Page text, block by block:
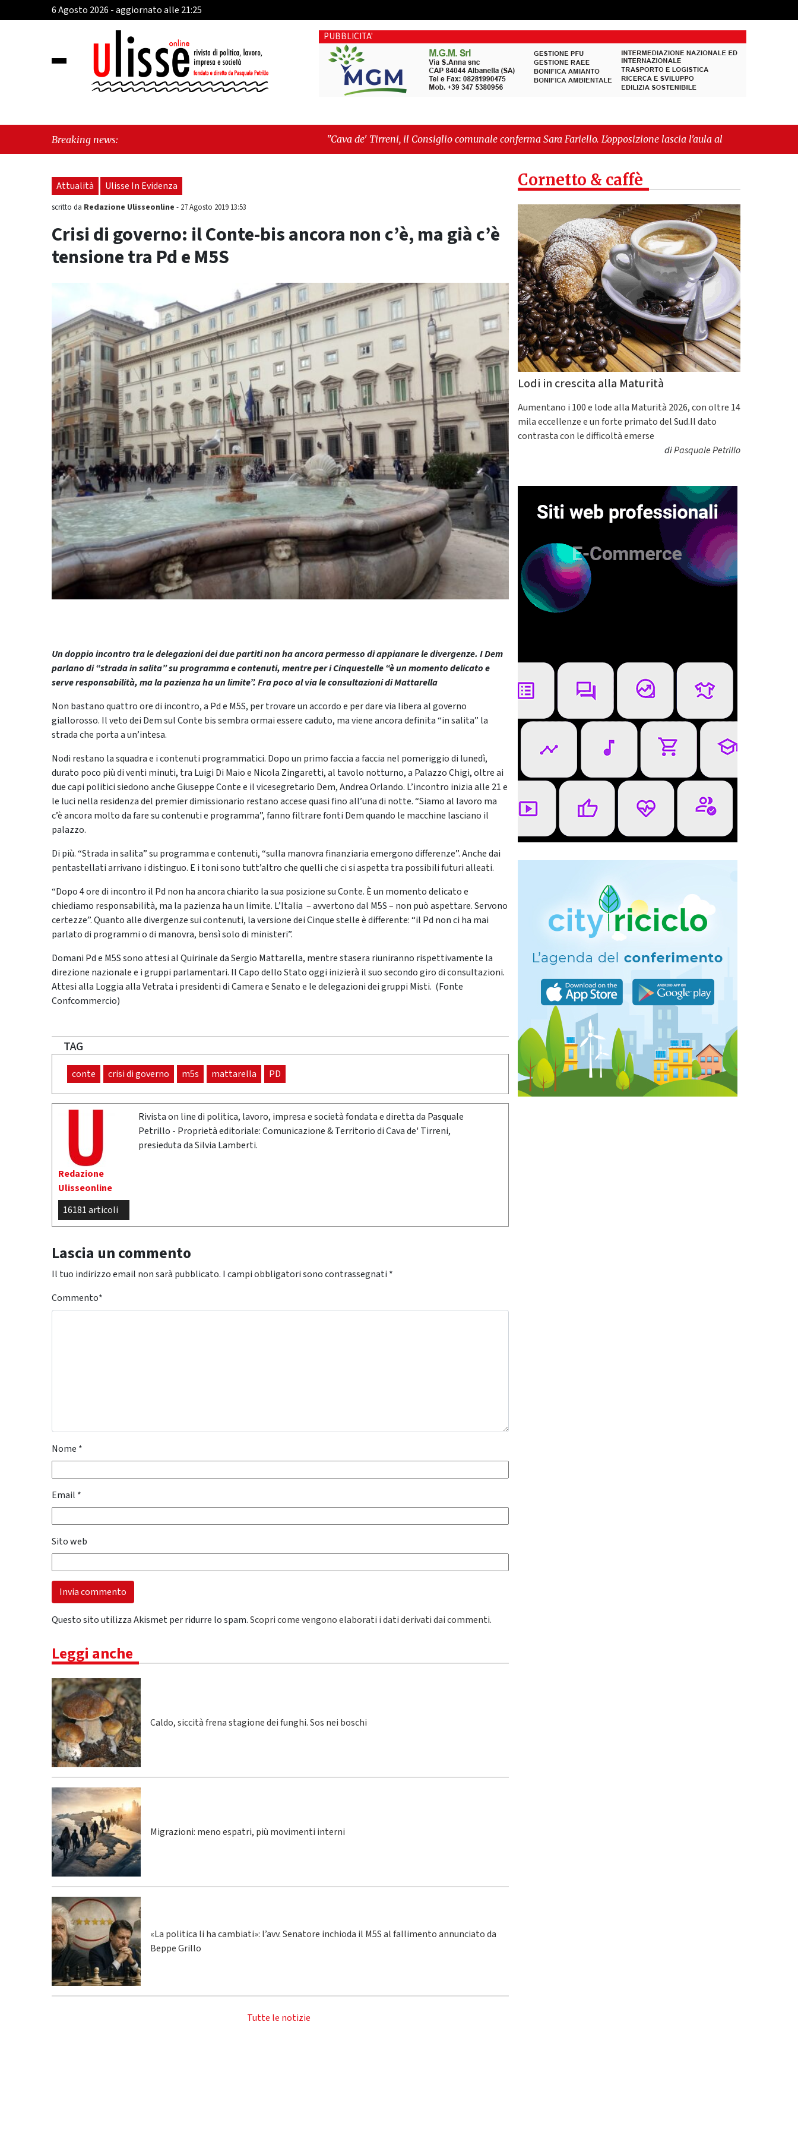
6 Agosto 2026 - aggiornato alle 21:25
PUBBLICITA'
Breaking news: "Cava de' Tirreni, il Consiglio comunale conferma Sara Fariello. L'opposizione lascia l'aula al momento del voto" -
sul Mare, giornata storica: la ceramica ammessa alla fase europea per l’IGP"
Attualità Ulisse In Evidenza
scritto da Redazione Ulisseonline - 27 Agosto 2019 13:53
Crisi di governo: il Conte-bis ancora non c’è, ma già c’è
tensione tra Pd e M5S
Un doppio incontro tra le delegazioni dei due partiti non ha ancora permesso di appianare le divergenze. I Dem
parlano di “strada in salita” su programma e contenuti, mentre per i Cinquestelle “è un momento delicato e
serve responsabilità, ma la pazienza ha un limite”. Fra poco al via le consultazioni di Mattarella
Non bastano quattro ore di incontro, a Pd e M5S, per trovare un accordo e per dare via libera al governo
giallorosso. Il veto dei Dem sul Conte bis sembra ormai essere caduto, ma viene ancora definita “in salita” la
strada che porta a un’intesa.
Nodi restano la squadra e i contenuti programmatici. Dopo un primo faccia a faccia nel pomeriggio di lunedì,
durato poco più di venti minuti, tra Luigi Di Maio e Nicola Zingaretti, al tavolo notturno, a Palazzo Chigi, oltre ai
due capi politici siedono anche Giuseppe Conte e il vicesegretario Dem, Andrea Orlando. L’incontro inizia alle 21 e
le luci nella residenza del premier dimissionario restano accese quasi fino all’una di notte. “Siamo al lavoro ma
c’è ancora molto da fare su contenuti e programma”, fanno filtrare fonti Dem quando le macchine lasciano il
palazzo.
Di più. “Strada in salita” su programma e contenuti, “sulla manovra finanziaria emergono differenze”. Anche dai
pentastellati arrivano i distinguo. E i toni sono tutt’altro che quelli che ci si aspetta tra possibili futuri alleati.
“Dopo 4 ore di incontro il Pd non ha ancora chiarito la sua posizione su Conte. È un momento delicato e
chiediamo responsabilità, ma la pazienza ha un limite. L’Italia – avvertono dal M5S – non può aspettare. Servono
certezze”. Quanto alle divergenze sui contenuti, la versione dei Cinque stelle è differente: “il Pd non ci ha mai
parlato di programmi o di manovra, bensì solo di ministeri”.
Domani Pd e M5S sono attesi al Quirinale da Sergio Mattarella, mentre stasera riuniranno rispettivamente la
direzione nazionale e i gruppi parlamentari. Il Capo dello Stato oggi inizierà il suo secondo giro di consultazioni.
Attesi alla Loggia alla Vetrata i presidenti di Camera e Senato e le delegazioni dei gruppi Misti. (Fonte
Confcommercio)
TAG
conte crisi di governo m5s mattarella PD
Redazione
Ulisseonline
16181 articoli
Rivista on line di politica, lavoro, impresa e società fondata e diretta da Pasquale
Petrillo - Proprietà editoriale: Comunicazione & Territorio di Cava de' Tirreni,
presieduta da Silvia Lamberti.
Lascia un commento
Il tuo indirizzo email non sarà pubblicato. I campi obbligatori sono contrassegnati *
Commento*
Nome *
Email *
Sito web
Questo sito utilizza Akismet per ridurre lo spam.Scopri come vengono elaborati i dati derivati dai commenti.
Leggi anche
Caldo, siccità frena stagione dei funghi. Sos nei boschi
Migrazioni: meno espatri, più movimenti interni
«La politica li ha cambiati»: l’avv. Senatore inchioda il M5S al fallimento annunciato da
Beppe Grillo
Tutte le notizie
Cornetto & caffè
Lodi in crescita alla Maturità
Aumentano i 100 e lode alla Maturità 2026, con oltre 14
mila eccellenze e un forte primato del Sud.Il dato
contrasta con le difficoltà emerse
diPasquale Petrillo